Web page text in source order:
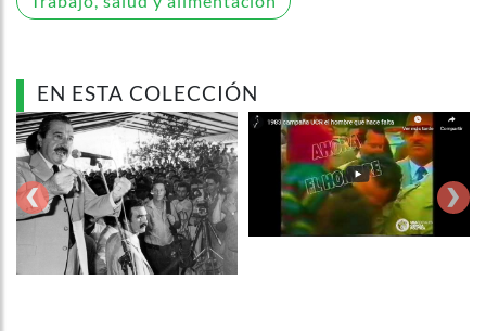
EN ESTA COLECCIÓN
‹ ›